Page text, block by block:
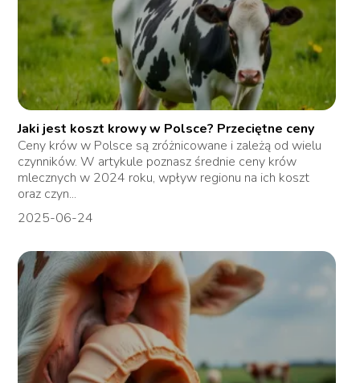
Jaki jest koszt krowy w Polsce? Przeciętne ceny
Ceny krów w Polsce są zróżnicowane i zależą od wielu
czynników. W artykule poznasz średnie ceny krów
mlecznych w 2024 roku, wpływ regionu na ich koszt
oraz czyn...
2025-06-24